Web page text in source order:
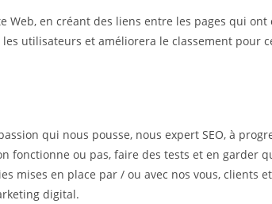
en créant des liens entre les pages qui
utilisateurs et améliorera le classement pour
qui nous pousse, nous expert SEO, à
fonctionne ou pas, faire des tests et en garder
mises en place par / ou avec nos vous, clients
digital.